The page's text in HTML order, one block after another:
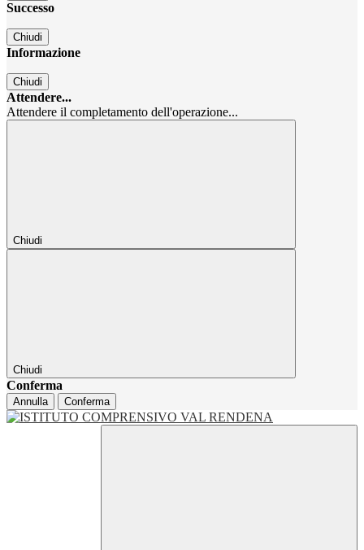
Successo
Chiudi
Informazione
Chiudi
Attendere...
Attendere il completamento dell'operazione...
Chiudi
Chiudi
Conferma
Annulla Conferma